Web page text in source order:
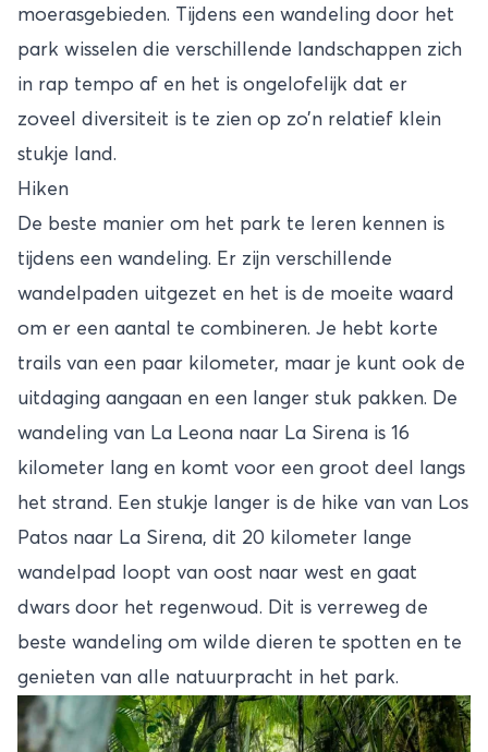
moerasgebieden. Tijdens een wandeling door het
park wisselen die verschillende landschappen zich
in rap tempo af en het is ongelofelijk dat er
zoveel diversiteit is te zien op zo’n relatief klein
stukje land.
Hiken
De beste manier om het park te leren kennen is
tijdens een wandeling. Er zijn verschillende
wandelpaden uitgezet en het is de moeite waard
om er een aantal te combineren. Je hebt korte
trails van een paar kilometer, maar je kunt ook de
uitdaging aangaan en een langer stuk pakken. De
wandeling van La Leona naar La Sirena is 16
kilometer lang en komt voor een groot deel langs
het strand. Een stukje langer is de hike van van Los
Patos naar La Sirena, dit 20 kilometer lange
wandelpad loopt van oost naar west en gaat
dwars door het regenwoud. Dit is verreweg de
beste wandeling om wilde dieren te spotten en te
genieten van alle natuurpracht in het park.